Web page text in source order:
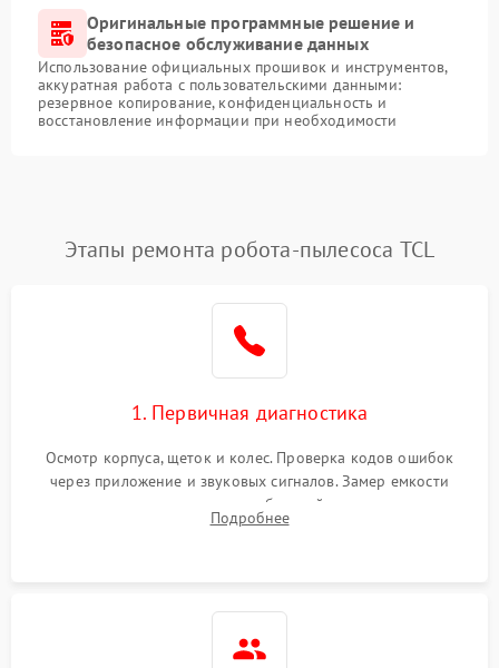
Оригинальные программные решение и
безопасное обслуживание данных
Использование официальных прошивок и инструментов,
аккуратная работа с пользовательскими данными:
резервное копирование, конфиденциальность и
восстановление информации при необходимости
Этапы ремонта робота-пылесоса TCL
1. Первичная диагностика
Осмотр корпуса, щеток и колес. Проверка кодов ошибок
через приложение и звуковых сигналов. Замер емкости
аккумулятора и тестирование базовой станции зарядки.
Оценка работы лидара, бампера и датчиков падения для
Подробнее